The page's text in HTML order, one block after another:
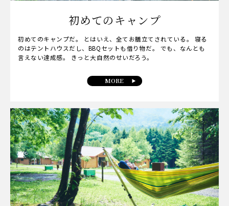
初めてのキャンプ
初めてのキャンプだ。 とはいえ、全てお膳立てされている。 寝る
のはテントハウスだし、BBQセットも借り物だ。 でも、なんとも
言えない達成感。 きっと大自然のせいだろう。
MORE